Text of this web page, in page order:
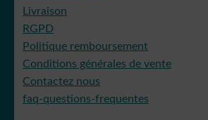
Livraison
RGPD
Politique remboursement
Conditions générales de vente
Contactez nous
faq-questions-frequentes